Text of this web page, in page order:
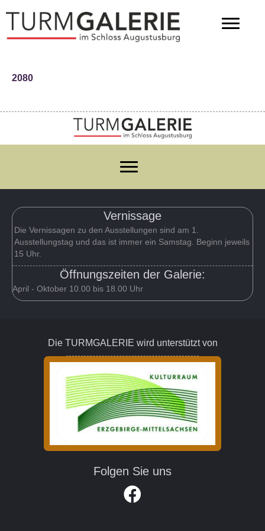
2080
Vernissage
Die Vernissagen zu den Ausstellungen sind am 1.
Ausstellungstag und das ist immer ein Samstag. Beginn jeweils
15 Uhr.
Öffnungszeiten der Galerie:
April - Oktober 10.00 bis 18.00 Uhr
Die TURMGALERIE wird unterstützt von
Folgen Sie uns
Link zum Facebook Account der